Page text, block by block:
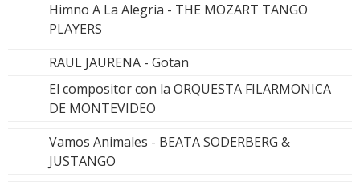
Himno A La Alegria - THE MOZART TANGO
PLAYERS
RAUL JAURENA - Gotan
El compositor con la ORQUESTA FILARMONICA
DE MONTEVIDEO
Vamos Animales - BEATA SODERBERG &
JUSTANGO